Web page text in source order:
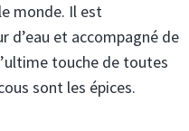
monde. Il est
d’eau et accompagné de
touche de toutes
sont les épices.